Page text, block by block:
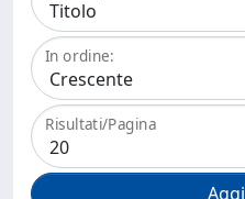
In ordine:
Risultati/Pagina